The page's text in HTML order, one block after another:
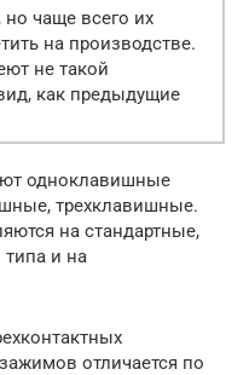
чаще всего их
на производстве.
не такой
как предыдущие
одноклавишные
трехклавишные.
на стандартные,
и на
отличается по